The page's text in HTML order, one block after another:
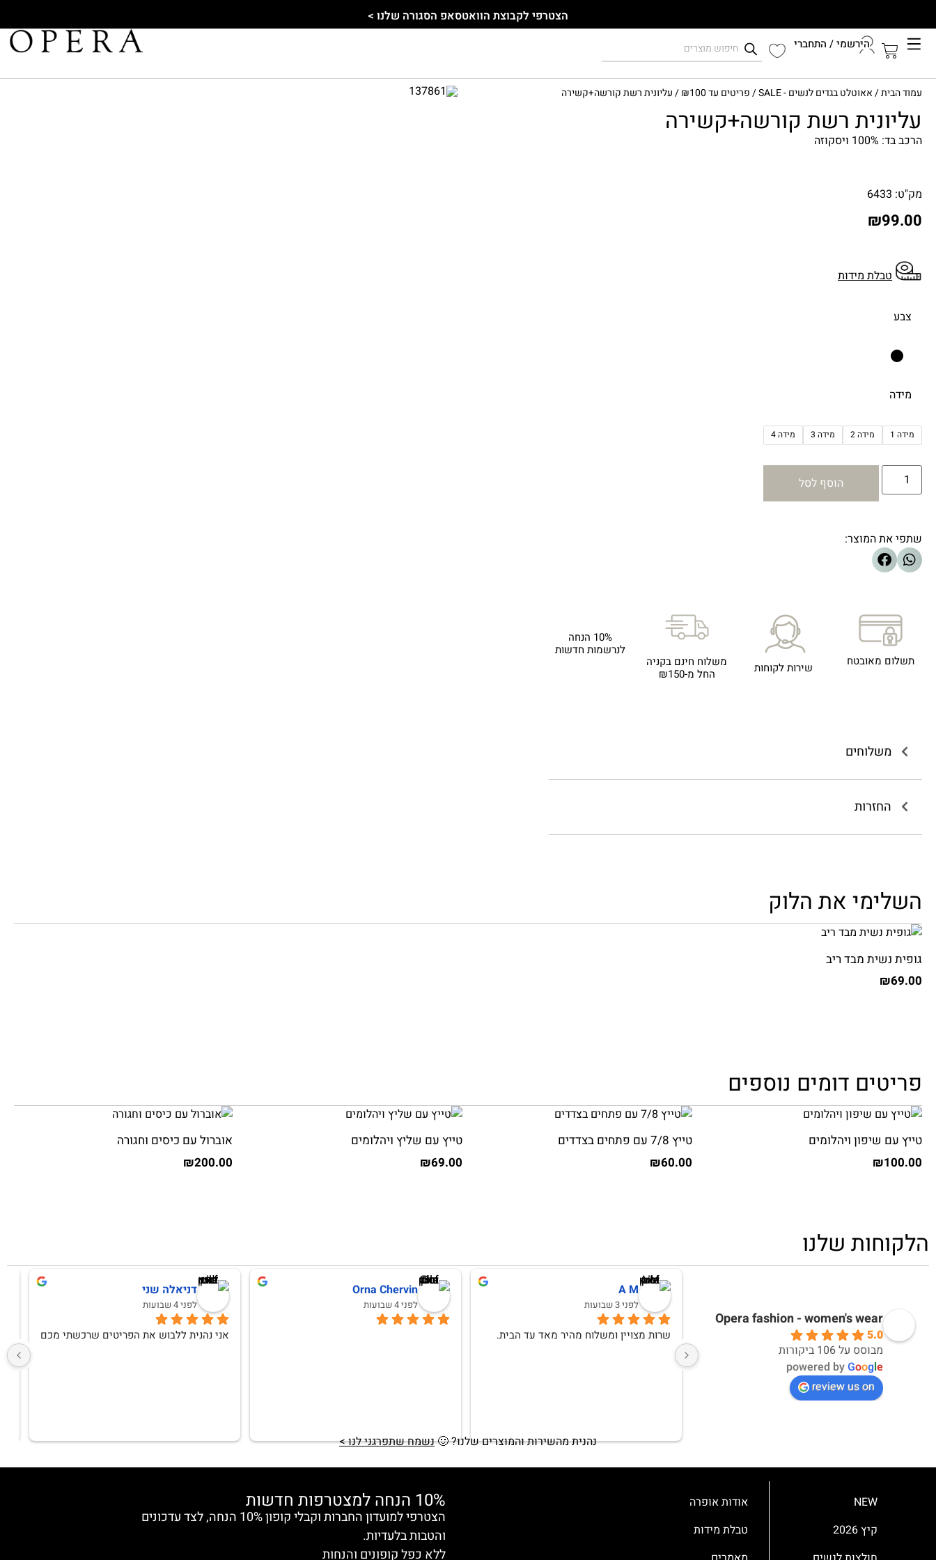
הצטרפי לקבוצת הוואטסאפ הסגורה שלנו >
הירשמי / התחברי
עמוד הבית/אאוטלט בגדים לנשים - SALE /פריטים עד ₪100 / עליונית רשת קורשה+קשירה
עליונית רשת קורשה+קשירה
הרכב בד: 100% ויסקוזה
מק"ט: 6433
₪99.00
טבלת מידות
צבע
מידה
מידה 1 מידה 2 מידה 3 מידה 4
הוסף לסל
שתפי את המוצר:
תשלום מאובטח שירות לקוחות
משלוח חינם בקניה
החל מ-₪150
10% הנחה
לנרשמות חדשות
משלוחים
החזרות
השלימי את הלוק
גופית נשית מבד ריב
₪69.00
פריטים דומים נוספים
טייץ עם שיפון ויהלומים
₪100.00
טייץ 7/8 עם פתחים בצדדים
₪60.00
טייץ עם שליץ ויהלומים
₪69.00
אוברול עם כיסים וחגורה
₪200.00
הלקוחות שלנו
Opera fashion - women's wear
5.0
מבוסס על 106 ביקורות
powered byGoogle
review us on
A M
לפני 3 שבועות
שרות מצויין ומשלוח מהיר מאד עד הבית.
Orna Chervin
לפני 4 שבועות
דניאלה שני
לפני 4 שבועות
אני נהנית ללבוש את הפריטים שרכשתי מכם
נהנית מהשירות והמוצרים שלנו?🙂נשמח שתפרגני לנו >
NEW
קיץ 2026
אודות אופרה
טבלת מידות
10% הנחה למצטרפות חדשות
הצטרפי למועדון החברות וקבלי קופון 10% הנחה, לצד עדכונים
והטבות בלעדיות.
ללא כפל קופונים והנחות